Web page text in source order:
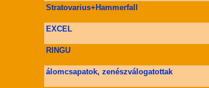
Stratovarius+Hammerfall
EXCEL
RINGU
álomcsapatok, zenészválogatottak